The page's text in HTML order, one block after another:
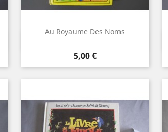
Au Royaume Des Noms
Prix
5,00 €